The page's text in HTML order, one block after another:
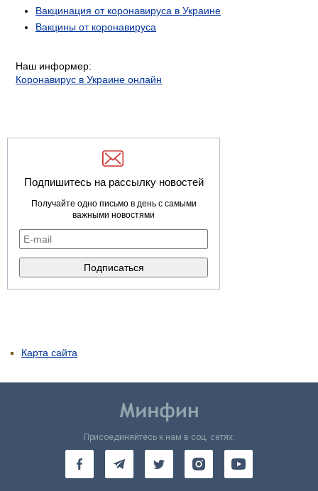
Вакцинация от коронавируса в Украине
Вакцины от коронавируса
Наш информер:
Коронавирус в Украине онлайн
Подпишитесь на рассылку новостей
Получайте одно письмо в день с самыми
важными новостями
Карта сайта
Присоединяйтесь к нам в соц. сетях: